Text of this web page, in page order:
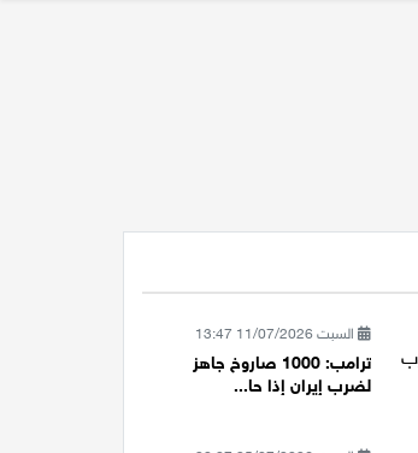
السبت 11/07/2026 13:47
ترامب: 1000 صاروخ جاهز
لضرب إيران إذا حا...